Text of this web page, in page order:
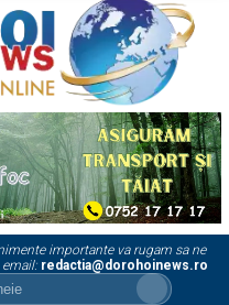
importante va rugam sa ne
redactia@dorohoinews.ro